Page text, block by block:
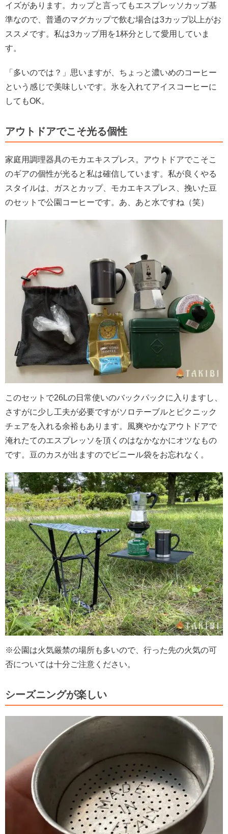
イズがあります。カップと言ってもエスプレッソカップ基
準なので、普通のマグカップで飲む場合は3カップ以上がお
ススメです。私は3カップ用を1杯分として愛用していま
す。
「多いのでは？」思いますが、ちょっと濃いめのコーヒー
という感じで美味しいです。氷を入れてアイスコーヒーに
してもOK。
アウトドアでこそ光る個性
家庭用調理器具のモカエキスプレス。アウトドアでこそこ
のギアの個性が光ると私は確信しています。私が良くやる
スタイルは、ガスとカップ、モカエキスプレス、挽いた豆
のセットで公園コーヒーです。あ、あと水ですね（笑）
このセットで26Lの日常使いのバックパックに入りますし、
さすがに少し工夫が必要ですがソロテーブルとピクニック
チェアを入れる余裕もあります。風爽やかなアウトドアで
淹れたてのエスプレッソを頂くのはなかなかにオツなもの
です。豆のカスが出ますのでビニール袋をお忘れなく。
※公園は火気厳禁の場所も多いので、行った先の火気の可
否については十分ご注意ください。
シーズニングが楽しい